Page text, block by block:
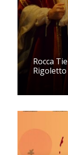
Rocca
Rigoletto